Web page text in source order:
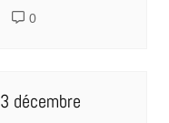
0
décembre